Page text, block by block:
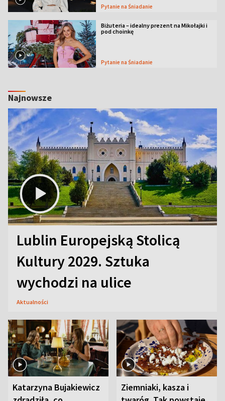
Pytanie na Śniadanie
Biżuteria – idealny prezent na Mikołajki i
pod choinkę
Pytanie na Śniadanie
Najnowsze
Lublin Europejską Stolicą
Kultury 2029. Sztuka
wychodzi na ulice
Aktualności
Katarzyna Bujakiewicz
Ziemniaki, kasza i